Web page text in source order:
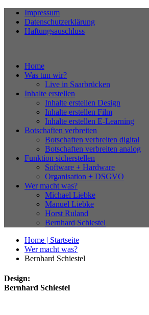
Impressum
Datenschutzerklärung
Haftungsauschluss
Home
Was tun wir?
Live in Saarbrücken
Inhalte erstellen
Inhalte erstellen Design
Inhalte erstellen Film
Inhalte erstellen E-Learning
Botschaften verbreiten
Botschaften verbreiten digital
Botschaften verbreiten analog
Funktion sicherstellen
Software + Hardware
Organisation + DSGVO
Wer macht was?
Michael Liebke
Manuel Liebke
Horst Ruland
Bernhard Schiestel
Home | Startseite
Wer macht was?
Bernhard Schiestel
Design:
Bernhard Schiestel